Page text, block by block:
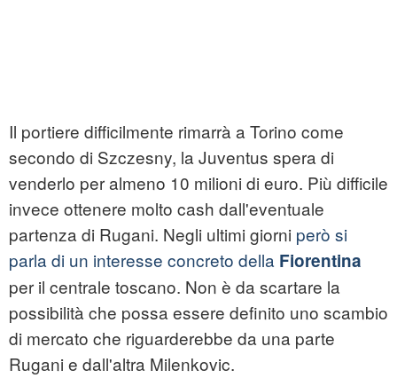
Il portiere difficilmente rimarrà a Torino come
secondo di Szczesny, la Juventus spera di
venderlo per almeno 10 milioni di euro. Più difficile
invece ottenere molto cash dall'eventuale
partenza di Rugani. Negli ultimi giorni però si
parla di un interesse concreto della Fiorentina
per il centrale toscano. Non è da scartare la
possibilità che possa essere definito uno scambio
di mercato che riguarderebbe da una parte
Rugani e dall'altra Milenkovic.